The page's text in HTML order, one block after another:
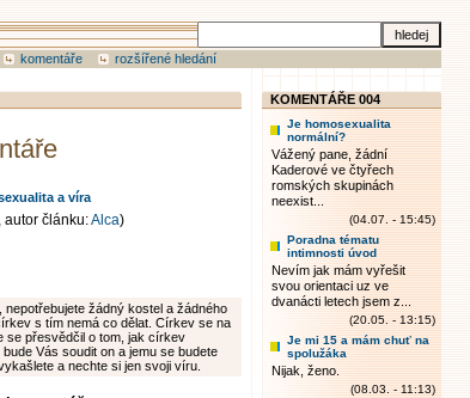
komentáře rozšířené hledání
a víra
autor článku:Alca)
žádný kostel a žádného
s tím nemá co dělat. Církev se na
se přesvědčil o tom, jak církev
Vás soudit on a jemu se budete
a nechte si jen svoji víru.
KOMENTÁŘE 004
Je homosexualita
normální?
Vážený pane, žádní
Kaderové ve čtyřech
romských skupinách
neexist...
(04.07. - 15:45)
Poradna tématu
intimnosti úvod
Nevím jak mám vyřešit
svou orientaci uz ve
dvanácti letech jsem z...
(20.05. - 13:15)
Je mi 15 a mám chuť na
spolužáka
Nijak, ženo.
(08.03. - 11:13)